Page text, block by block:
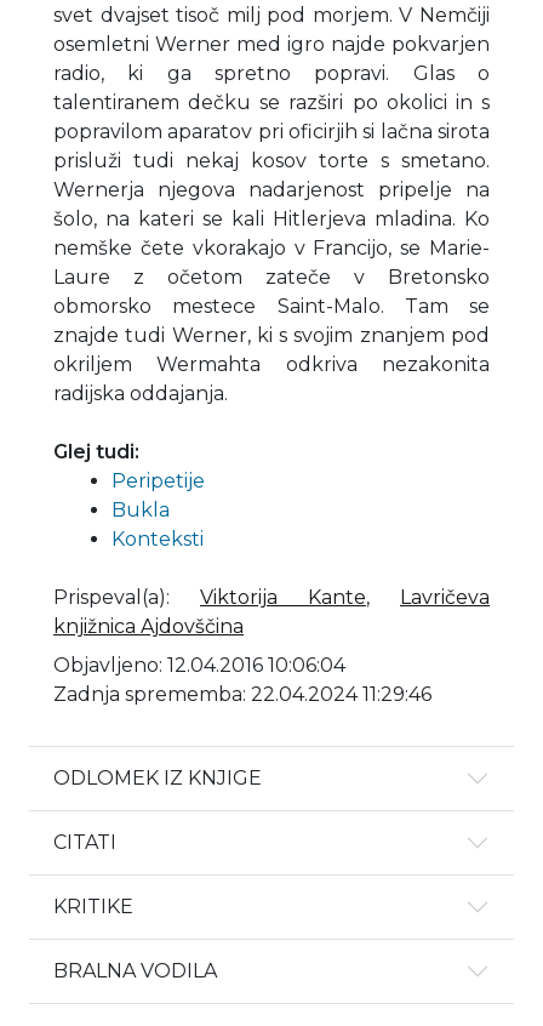
svet dvajset tisoč milj pod morjem. V Nemčiji
osemletni Werner med igro najde pokvarjen
radio, ki ga spretno popravi. Glas o
talentiranem dečku se razširi po okolici in s
popravilom aparatov pri oficirjih si lačna sirota
prisluži tudi nekaj kosov torte s smetano.
Wernerja njegova nadarjenost pripelje na
šolo, na kateri se kali Hitlerjeva mladina. Ko
nemške čete vkorakajo v Francijo, se Marie-
Laure z očetom zateče v Bretonsko
obmorsko mestece Saint-Malo. Tam se
znajde tudi Werner, ki s svojim znanjem pod
okriljem Wermahta odkriva nezakonita
radijska oddajanja.
Glej tudi:
Peripetije
Bukla
Konteksti
Prispeval(a): Viktorija Kante, Lavričeva
knjižnica Ajdovščina
Objavljeno: 12.04.2016 10:06:04
Zadnja sprememba: 22.04.2024 11:29:46
ODLOMEK IZ KNJIGE
CITATI
KRITIKE
BRALNA VODILA